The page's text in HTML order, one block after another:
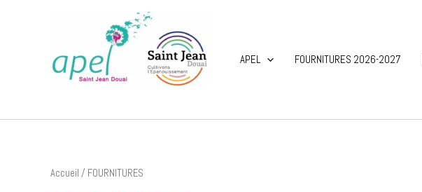
APEL FOURNITURES 2026-2027
Accueil / FOURNITURES